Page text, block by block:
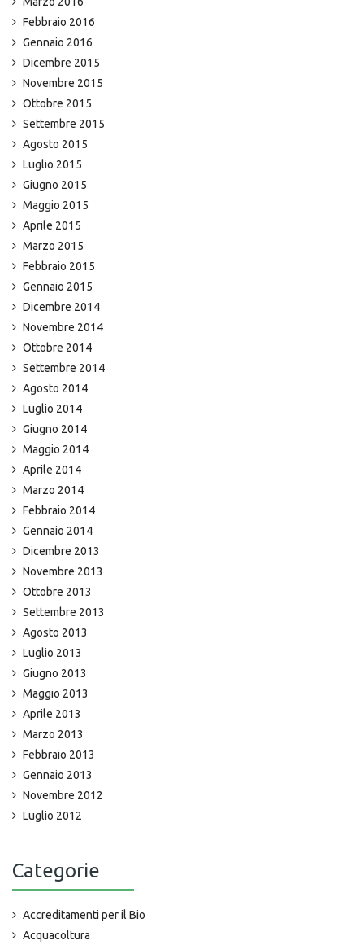
Febbraio 2016
Gennaio 2016
Dicembre 2015
Novembre 2015
Ottobre 2015
Settembre 2015
Agosto 2015
Luglio 2015
Giugno 2015
Maggio 2015
Aprile 2015
Marzo 2015
Febbraio 2015
Gennaio 2015
Dicembre 2014
Novembre 2014
Ottobre 2014
Settembre 2014
Agosto 2014
Luglio 2014
Giugno 2014
Maggio 2014
Aprile 2014
Marzo 2014
Febbraio 2014
Gennaio 2014
Dicembre 2013
Novembre 2013
Ottobre 2013
Settembre 2013
Agosto 2013
Luglio 2013
Giugno 2013
Maggio 2013
Aprile 2013
Marzo 2013
Febbraio 2013
Gennaio 2013
Novembre 2012
Luglio 2012
Categorie
Accreditamenti per il Bio
Acquacoltura